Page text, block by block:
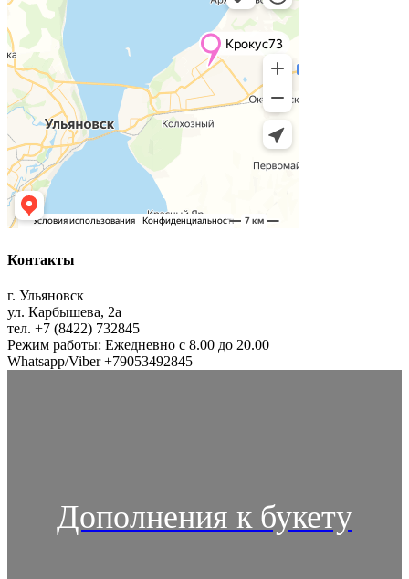
Контакты
г. Ульяновск
ул. Карбышева, 2а
тел. +7 (8422) 732845
Режим работы: Ежедневно с 8.00 до 20.00
Whatsapp/Viber +79053492845
Дополнения к букету